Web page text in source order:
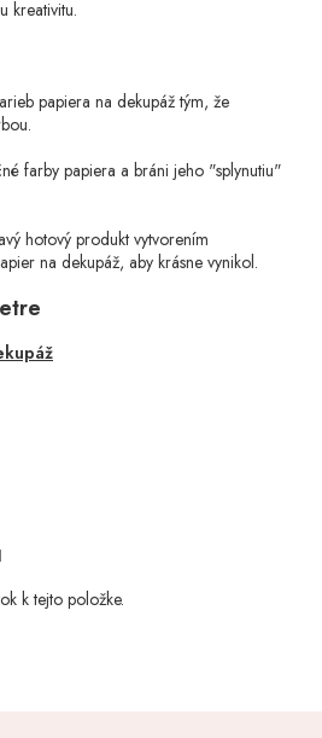
kreativitu.
papiera na dekupáž tým, že
farby papiera a bráni jeho "splynutiu"
hotový produkt vytvorením
na dekupáž, aby krásne vynikol.
k tejto položke.